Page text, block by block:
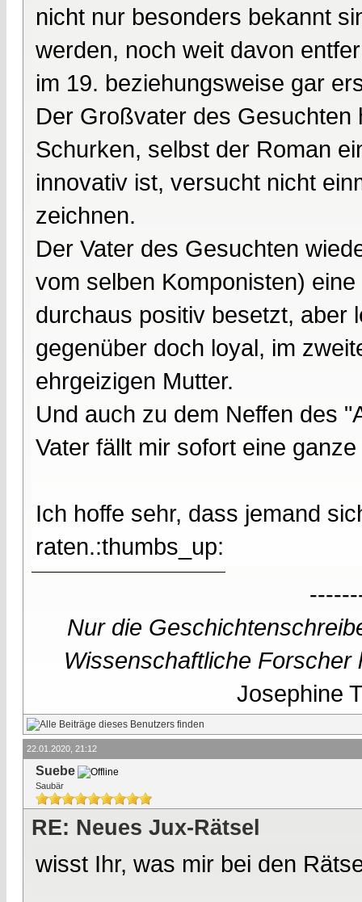
nicht nur besonders bekannt
werden, noch weit davon
im 19. beziehungsweise gar
Der Großvater des
Schurken, selbst der Roman
innovativ ist, versucht nicht
zeichnen.
Der Vater des Gesuchten
vom selben Komponisten)
durchaus positiv besetzt, aber
gegenüber doch loyal, im
ehrgeizigen Mutter.
Und auch zu dem Neffen des
Vater fällt mir sofort eine
Ich hoffe sehr, dass jemand
raten.:thumbs_up:
Nur die
Wissenschaftliche
Josephine
22.01.2020, 21:12
Suebe
Saubär
RE: Neues Jux-Rätsel
wisst Ihr, was mir bei den